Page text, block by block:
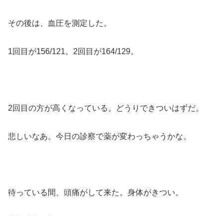
その後は、血圧を測定した。
1回目が156/121。2回目が164/129。
2回目の方が高くなっている。どうりできついはずだ。
悲しいなあ。今日の診察で薬が変わっちゃうかな。
待っている間、頭痛がして来た。身体がきつい。